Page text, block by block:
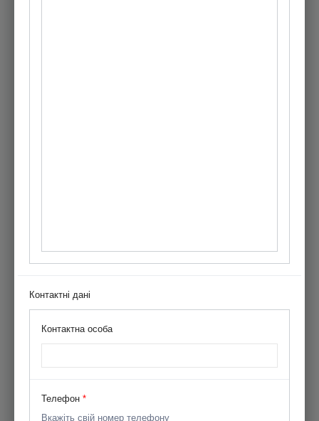
Контактні дані
Контактна особа
Телефон *
Вкажіть свій номер телефону